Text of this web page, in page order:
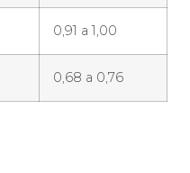
0,91 a 1,00
0,68 a 0,76